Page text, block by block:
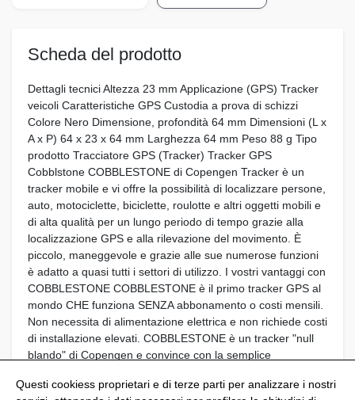
Scheda del prodotto
Dettagli tecnici Altezza 23 mm Applicazione (GPS) Tracker
veicoli Caratteristiche GPS Custodia a prova di schizzi
Colore Nero Dimensione, profondità 64 mm Dimensioni (L x
A x P) 64 x 23 x 64 mm Larghezza 64 mm Peso 88 g Tipo
prodotto Tracciatore GPS (Tracker) Tracker GPS
Cobblstone COBBLESTONE di Copengen Tracker è un
tracker mobile e vi offre la possibilità di localizzare persone,
auto, motociclette, biciclette, roulotte e altri oggetti mobili e
di alta qualità per un lungo periodo di tempo grazie alla
localizzazione GPS e alla rilevazione del movimento. È
piccolo, maneggevole e grazie alle sue numerose funzioni
è adatto a quasi tutti i settori di utilizzo. I vostri vantaggi con
COBBLESTONE COBBLESTONE è il primo tracker GPS al
mondo CHE funziona SENZA abbonamento o costi mensili.
Non necessita di alimentazione elettrica e non richiede costi
di installazione elevati. COBBLESTONE è un tracker "null
blando" di Copengen e convince con la semplice
Questi cookiess proprietari e di terze parti per analizzare i nostri